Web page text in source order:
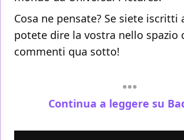
Cosa ne pensate? Se siete iscritti
potete dire la vostra nello spazio
commenti qua sotto!
Continua a leggere su